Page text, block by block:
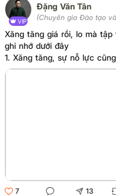
VIP
Đặng Văn Tân
(Chuyên gia Đào tạo
Xăng tăng giá rồi, lo mà
ghi nhớ dưới đây
1. Xăng tăng, sự nỗ lực
7 13